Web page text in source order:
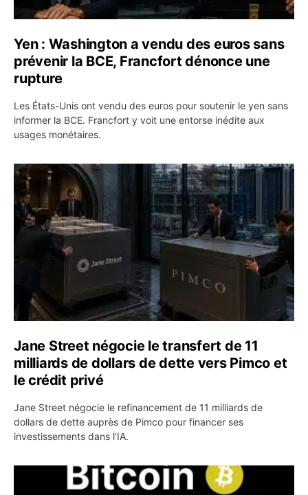
Yen : Washington a vendu des euros sans
prévenir la BCE, Francfort dénonce une
rupture
Les États-Unis ont vendu des euros pour soutenir le yen sans
informer la BCE. Francfort y voit une entorse inédite aux
usages monétaires.
Jane Street négocie le transfert de 11 milliards de
Jane Street négocie le transfert de 11
milliards de dollars de dette vers Pimco et
le crédit privé
Jane Street négocie le refinancement de 11 milliards de
dollars de dette auprès de Pimco pour financer ses
investissements dans l'IA.
Bitcoin stagne à 64 000 dollars pendant que les